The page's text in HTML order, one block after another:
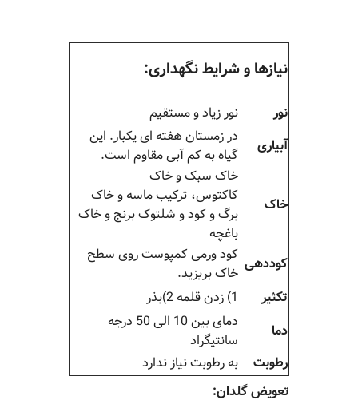
نیازهاو شرایط نگهداری:
نور
نور زیاد و مستقیم
آبیاری
در زمستان هفته ای یکبار. این
گیاه به کم آبی مقاوم است.
خاک
خاک سبک و خاک
کاکتوس، ترکیب ماسه و خاک
برگ و کود و شلتوک برنج و خاک
باغچه
کوددهی کود ورمی کمپوست روی سطح
خاک بریزید.
تکثیر
1) زدن قلمه 2)بذر
دما
دمای بین 10 الی 50 درجه
سانتیگراد
رطوبت
به رطوبت نیاز ندارد
تعویض گلدان: